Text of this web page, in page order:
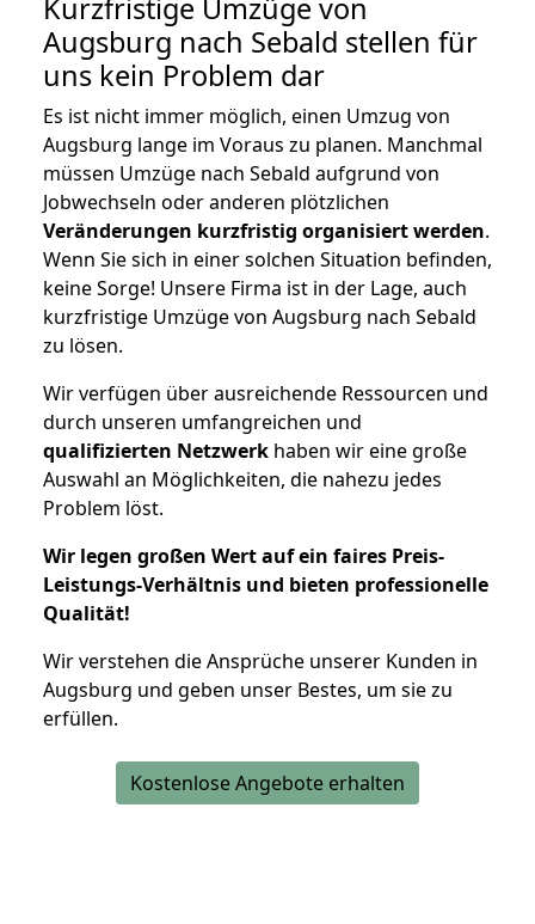
Kurzfristige Umzüge von
Augsburg nach Sebald stellen für
uns kein Problem dar
Es ist nicht immer möglich, einen Umzug von
Augsburg lange im Voraus zu planen. Manchmal
müssen Umzüge nach Sebald aufgrund von
Jobwechseln oder anderen plötzlichen
Veränderungen kurzfristig organisiert werden.
Wenn Sie sich in einer solchen Situation befinden,
keine Sorge! Unsere Firma ist in der Lage, auch
kurzfristige Umzüge von Augsburg nach Sebald
zu lösen.
Wir verfügen über ausreichende Ressourcen und
durch unseren umfangreichen und
qualifizierten Netzwerk haben wir eine große
Auswahl an Möglichkeiten, die nahezu jedes
Problem löst.
Wir legen großen Wert auf ein faires Preis-
Leistungs-Verhältnis und bieten professionelle
Qualität!
Wir verstehen die Ansprüche unserer Kunden in
Augsburg und geben unser Bestes, um sie zu
erfüllen.
Kostenlose Angebote erhalten